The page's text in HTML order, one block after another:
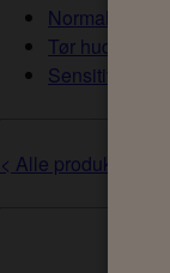
Normal hud
Tør hud /
Sensitiv hud
< Alle produkter